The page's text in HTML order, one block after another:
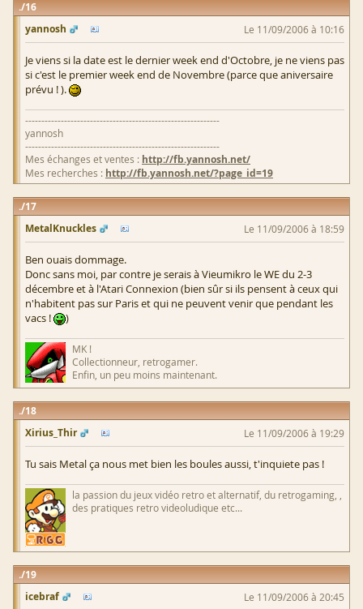
16
yannosh
Le 11/09/2006 à 10:16
Je viens si la date est le dernier week end d'Octobre, je ne viens pas
si c'est le premier week end de Novembre (parce que aniversaire
prévu ! ).
------------------------------------------------------------
yannosh
------------------------------------------------------------
Mes échanges et ventes : http://fb.yannosh.net/
Mes recherches : http://fb.yannosh.net/?page_id=19
17
MetalKnuckles
Le 11/09/2006 à 18:59
Ben ouais dommage.
Donc sans moi, par contre je serais à Vieumikro le WE du 2-3
décembre et à l'Atari Connexion (bien sûr si ils pensent à ceux qui
n'habitent pas sur Paris et qui ne peuvent venir que pendant les
vacs !
)
MK !
Collectionneur, retrogamer.
Enfin, un peu moins maintenant.
18
Xirius_Thir
Le 11/09/2006 à 19:29
Tu sais Metal ça nous met bien les boules aussi, t'inquiete pas !
la passion du jeux vidéo retro et alternatif, du retrogaming, ,
des pratiques retro videoludique etc...
19
icebraf
Le 11/09/2006 à 20:45